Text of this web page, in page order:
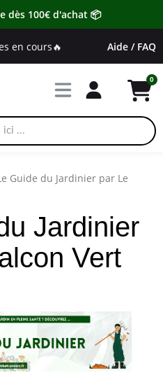
dès 100€ d'achat 📦
en cours🔥 Aide / FAQ
Guide du Jardinier par Le
Jardinier
Vert